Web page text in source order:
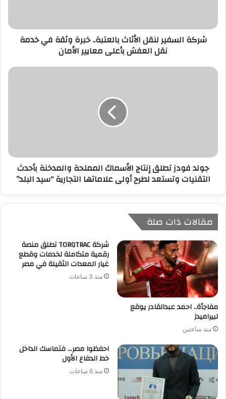
ر
شركة السفير لنقل الأثاث بالعتبة.. خبرة وثقة في خدمة
نقل العفش بأعلى معايير الأمان
جولد فودز تطلق إنتاج الأسماك المملحة والمدخنة بأحدث
التقنيات وتستعد لطرح أولى علاماتها التجارية “سيد البلد”
مقالات ذات صلة
مفاجأة.. احمد عبدالقادر يوقع
لبيراميدز
منذ ساعتين
شركة TORQTRAC تطلق منصة
رقمية متكاملة لخدمات وقطع
غيار المعدات الثقيلة في مصر
منذ 3 ساعات
احفظوا مصر… فتماسك الداخل
خط الدفاع الأول
منذ 6 ساعات